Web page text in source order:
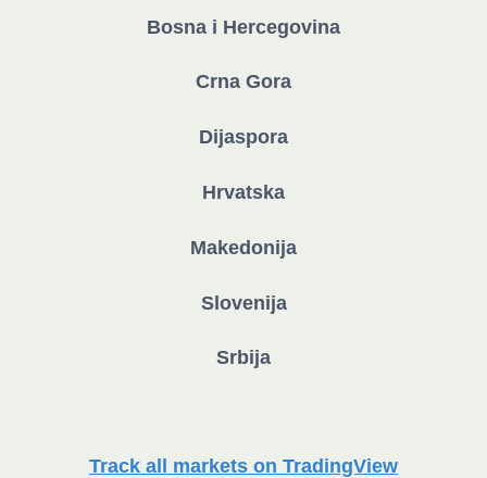
Bosna i Hercegovina
Crna Gora
Dijaspora
Hrvatska
Makedonija
Slovenija
Srbija
Track all markets on TradingView